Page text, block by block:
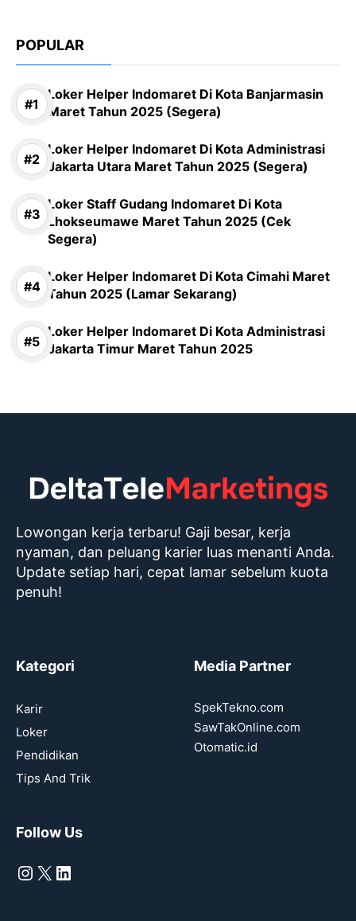
POPULAR
Loker Helper Indomaret Di Kota Banjarmasin
Maret Tahun 2025 (Segera)
Loker Helper Indomaret Di Kota Administrasi
Jakarta Utara Maret Tahun 2025 (Segera)
Loker Staff Gudang Indomaret Di Kota
Lhokseumawe Maret Tahun 2025 (Cek
Segera)
Loker Helper Indomaret Di Kota Cimahi Maret
Tahun 2025 (Lamar Sekarang)
Loker Helper Indomaret Di Kota Administrasi
Jakarta Timur Maret Tahun 2025
Lowongan kerja terbaru! Gaji besar, kerja
nyaman, dan peluang karier luas menanti Anda.
Update setiap hari, cepat lamar sebelum kuota
penuh!
Kategori
Karir
Loker
Pendidikan
Tips And Trik
Media Partner
SpekTekno.com
SawTakOnline.com
Otomatic.id
Follow Us
Instagram
X LinkedIn